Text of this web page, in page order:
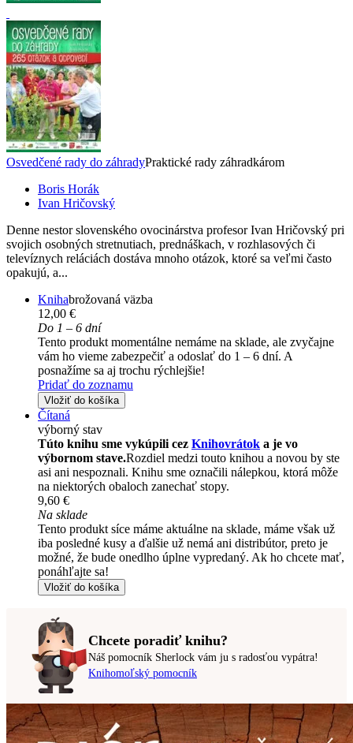
Osvedčené rady do záhradyPraktické rady záhradkárom
Boris Horák
Ivan Hričovský
Denne nestor slovenského ovocinárstva profesor Ivan Hričovský pri
svojich osobných stretnutiach, prednáškach, v rozhlasových či
televíznych reláciách dostáva mnoho otázok, ktoré sa veľmi často
opakujú, a...
Knihabrožovaná väzba
12,00 €
Do 1 – 6 dní
Tento produkt momentálne nemáme na sklade, ale zvyčajne
vám ho vieme zabezpečiť a odoslať do 1 – 6 dní. A
posnažíme sa aj trochu rýchlejšie!
Pridať do zoznamu
Vložiť do košíka
Čítaná
výborný stav
Túto knihu sme vykúpili cez Knihovrátok a je vo
výbornom stave.Rozdiel medzi touto knihou a novou by ste
asi ani nespoznali. Knihu sme označili nálepkou, ktorá môže
na niektorých obaloch zanechať stopy.
9,60 €
Na sklade
Tento produkt síce máme aktuálne na sklade, máme však už
iba posledné kusy a ďalšie už nemá ani distribútor, preto je
možné, že bude onedlho úplne vypredaný. Ak ho chcete mať,
ponáhľajte sa!
Vložiť do košíka
Chcete poradiť knihu?
Náš pomocník Sherlock vám ju s radosťou vypátra!
Knihomoľský pomocník